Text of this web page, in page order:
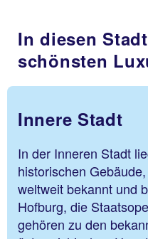
In diesen
schönsten
Innere Stadt
In der Inneren Stadt
historischen
weltweit bekannt und
Hofburg, die
gehören zu den